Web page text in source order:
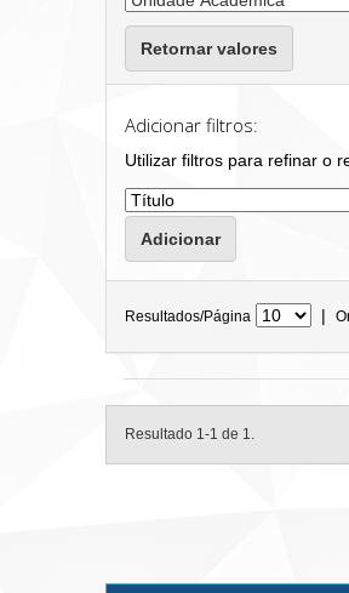
Retornar valores
Adicionar filtros:
Utilizar filtros para refinar o
Resultados/Página |
Resultado 1-1 de 1.